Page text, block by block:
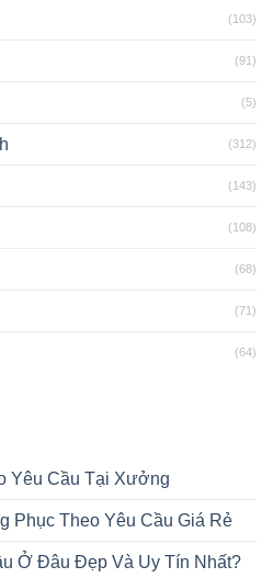
(103)
(91)
(5)
(312)
(143)
(108)
(68)
(71)
(64)
Yêu Cầu Tại Xưởng
Phục Theo Yêu Cầu Giá Rẻ
Ở Đâu Đẹp Và Uy Tín Nhất?